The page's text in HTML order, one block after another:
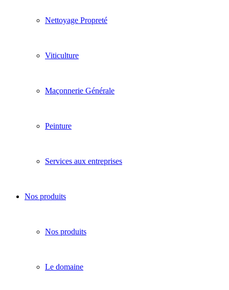
Nettoyage Propreté
Viticulture
Maçonnerie Générale
Peinture
Services aux entreprises
Nos produits
Nos produits
Le domaine